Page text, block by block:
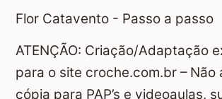
Flor Catavento - Passo a passo
ATENÇÃO: Criação/Adaptação
para o site croche.com.br – Não
cópia para PAP’s e videoaulas,